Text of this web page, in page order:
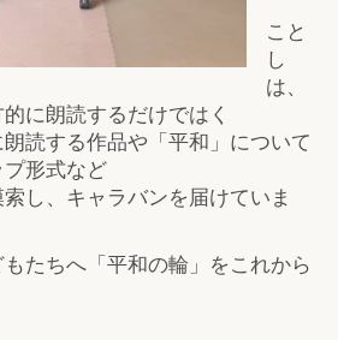
こと
し
は、
に朗読するだけではく
読する作品や「平和」について
形式など
し、キャラバンを届けていま
たちへ「平和の輪」をこれから